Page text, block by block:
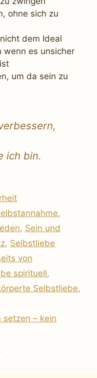
ohne sich zu
dem Ideal
wenn es unsicher
um da sein zu
ich bin.
,
, Sein und
, Selbstliebe
von
spirituell,
Selbstliebe,
setzen – kein